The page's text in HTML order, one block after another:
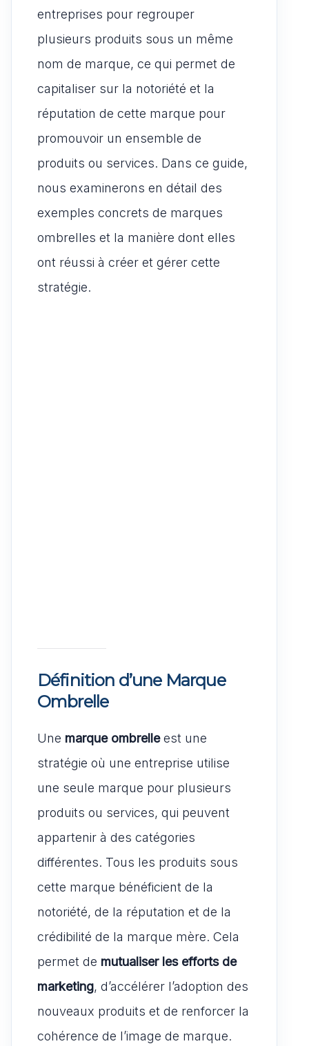
p
p
o
o
k
d
o
n
er
entreprises pour regrouper
plusieurs produits sous un même
nom de marque, ce qui permet de
capitaliser sur la notoriété et la
réputation de cette marque pour
promouvoir un ensemble de
produits ou services. Dans ce guide,
nous examinerons en détail des
exemples concrets de marques
ombrelles et la manière dont elles
ont réussi à créer et gérer cette
stratégie.
Définition d’une Marque
Ombrelle
Une marque ombrelleest une
stratégie où une entreprise utilise
une seule marque pour plusieurs
produits ou services, qui peuvent
appartenir à des catégories
différentes. Tous les produits sous
cette marque bénéficient de la
notoriété, de la réputation et de la
crédibilité de la marque mère. Cela
permet de mutualiser les efforts de
marketing, d’accélérer l’adoption des
nouveaux produits et de renforcer la
cohérence de l’image de marque.